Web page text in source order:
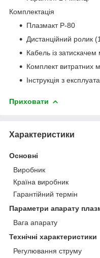
Комплектація
Плазмакт P-80
Дистанційний ролик
Кабель із
Комплект витратних
Інструкція з
Приховати
Характеристики
Основні
Виробник
Країна виробник
Гарантійний термін
Параметри апарату
Вага апарату
Технічні характеристики
Регулювання струму